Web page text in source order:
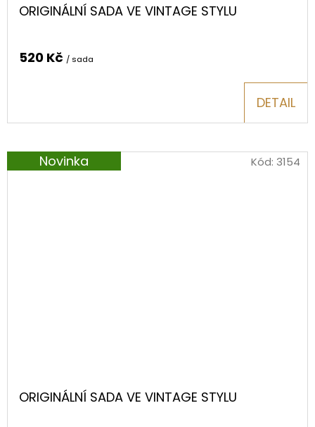
ORIGINÁLNÍ SADA VE VINTAGE STYLU
520 Kč / sada
DETAIL
Novinka
ORIGINÁLNÍ SADA VE VINTAGE STYLU
Kód: 3154